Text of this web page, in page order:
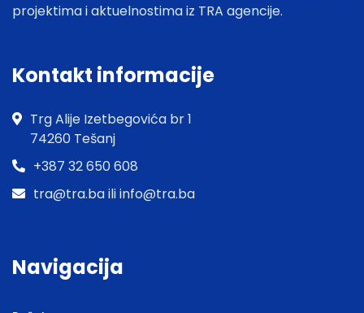
projektima i aktuelnostima iz TRA agencije.
Kontakt informacije
Trg Alije Izetbegovića br 1
74260 Tešanj
+387 32 650 608
tra@tra.ba ili info@tra.ba
Navigacija